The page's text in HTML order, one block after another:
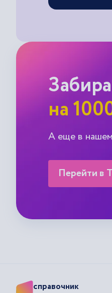
на
А еще в
Перейти в
справочник